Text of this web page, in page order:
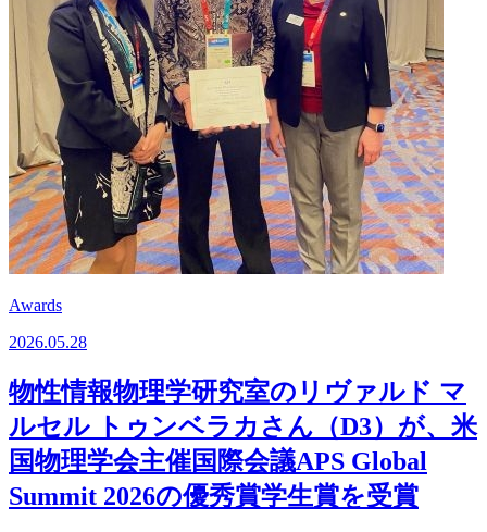
Awards
2026.05.28
物性情報物理学研究室のリヴァルド マ
ルセル トゥンベラカさん（D3）が、米
国物理学会主催国際会議APS Global
Summit 2026の優秀賞学生賞を受賞